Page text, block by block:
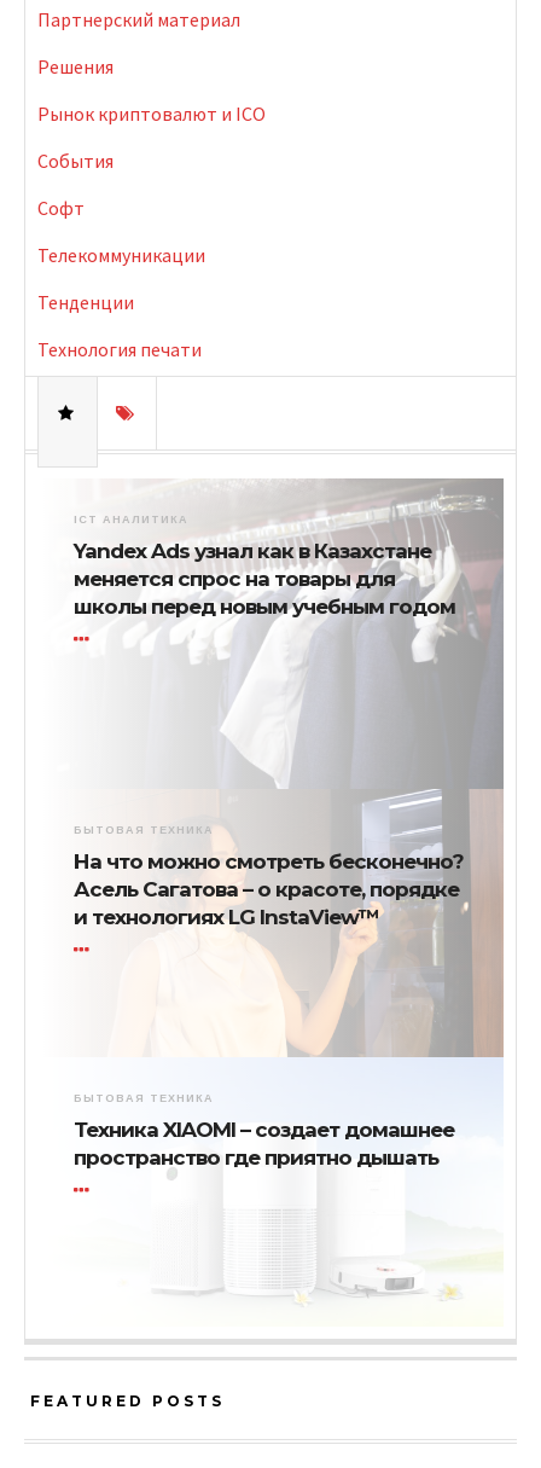
Партнерский материал
Решения
Рынок криптовалют и ICO
События
Софт
Телекоммуникации
Тенденции
Технология печати
ICT АНАЛИТИКА
Yandex Ads узнал как в Казахстане
меняется спрос на товары для
школы перед новым учебным годом
БЫТОВАЯ ТЕХНИКА
На что можно смотреть бесконечно?
Асель Сагатова – о красоте, порядке
и технологиях LG InstaView™
БЫТОВАЯ ТЕХНИКА
Техника XIAOMI – создает домашнее
пространство где приятно дышать
FEATURED POSTS